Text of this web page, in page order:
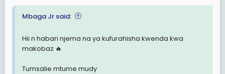
Mbaga Jr said:
Hii n habari njema na ya kufurahisha kwenda kwa
makobaz 🔥
Tumsalie mtume mudy